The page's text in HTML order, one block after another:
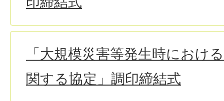
「大規模災害等発生時におけ
関する協定」調印締結式